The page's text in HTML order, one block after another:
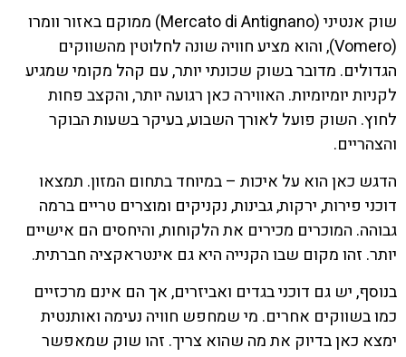
שוק אנטיני (Mercato di Antignano) ממוקם באזור וומרו
(Vomero), והוא מציע חוויה שונה לחלוטין מהשווקים
הגדולים. מדובר בשוק שכונתי יותר, עם קהל מקומי שמגיע
לקניות יומיומיות. האווירה כאן רגועה יותר, והקצב פחות
לחוץ. השוק פועל לאורך השבוע, בעיקר בשעות הבוקר
והצהריים.
הדגש כאן הוא על איכות – במיוחד בתחום המזון. תמצאו
דוכני פירות, ירקות, גבינות, נקניקים ומוצרים טריים ברמה
גבוהה. המוכרים מכירים את הלקוחות, והיחסים הם אישיים
יותר. זהו מקום שבו הקנייה היא גם אינטראקציה חברתית.
בנוסף, יש גם דוכני בגדים ואביזרים, אך הם אינם מרכזיים
כמו בשווקים אחרים. מי שמחפש חוויה נעימה ואותנטית
ימצא כאן בדיוק את מה שהוא צריך. זהו שוק שמאפשר